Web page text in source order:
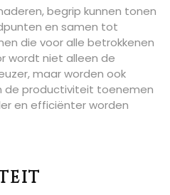
begrip kunnen tonen
en samen tot
die voor alle betrokkenen
wordt niet alleen de
maar worden ook
de productiviteit toenemen
en efficiënter worden